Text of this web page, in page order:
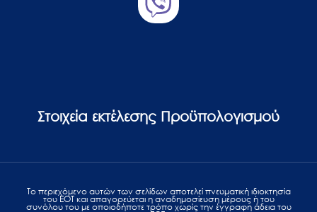
Στοιχεία εκτέλεσης Προϋπολογισμού
Το περιεχόμενο αυτών των σελίδων αποτελεί πvευματική ιδιοκτησία
του ΕΟΤ και απαγορεύεται η αναδημοσίευση μέρους ή του
συνόλου του με οποιοδήποτε τρόπο χωρίς την έγγραφη άδεια του